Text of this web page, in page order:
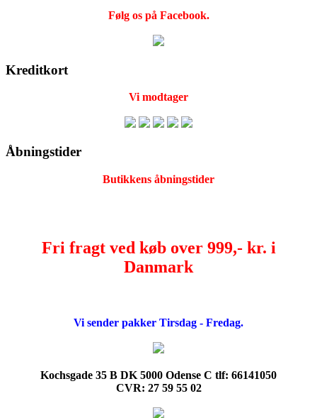
Følg os på Facebook.
Kreditkort
Vi modtager
Åbningstider
Butikkens åbningstider
Fri fragt ved køb over 999,- kr. i
Danmark
Vi sender pakker Tirsdag - Fredag.
Kochsgade 35 B DK 5000 Odense C tlf: 66141050
CVR: 27 59 55 02